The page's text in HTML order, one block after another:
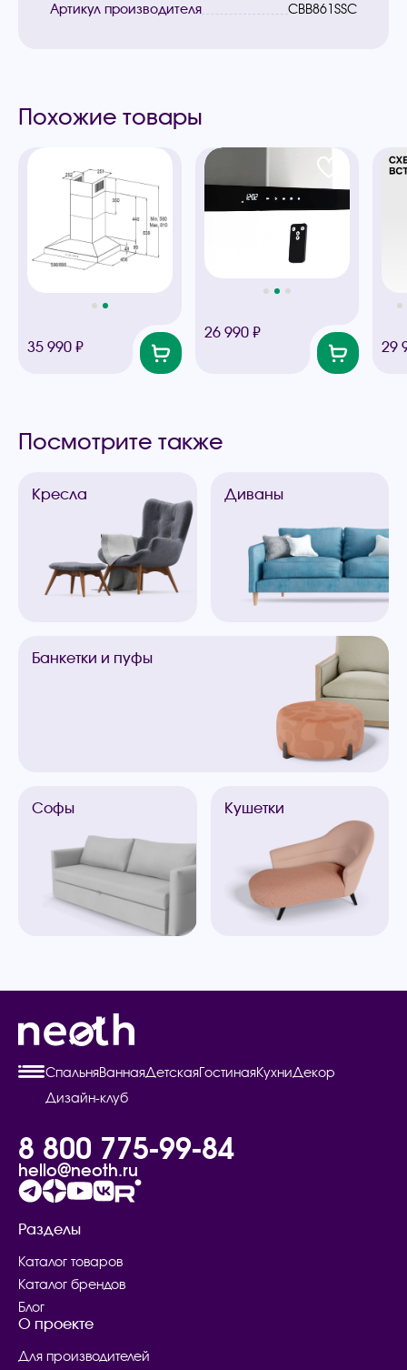
Артикул производителя
CBB861SSC
Похожие товары
35 990 ₽
26 990 ₽
29
Посмотрите также
Кресла Диваны
Банкетки и пуфы
Софы Кушетки
СпальняВаннаяДетскаяГостинаяКухниДекор
Дизайн-клуб
8 800 775-99-84
hello@neoth.ru
Разделы
Каталог товаров
Каталог брендов
Блог
О проекте
Для производителей